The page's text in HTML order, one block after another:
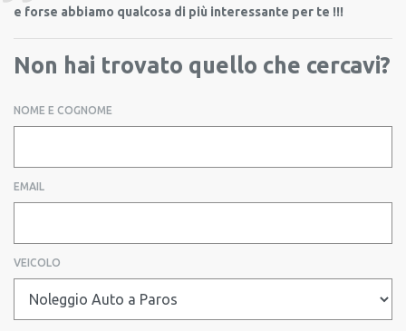
e forse abbiamo qualcosa di più interessante per te !!!
Non hai trovato quello che cercavi?
NOME E COGNOME
EMAIL
VEICOLO